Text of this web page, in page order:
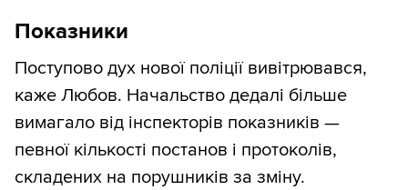
Показники
Поступово дух нової поліції вивітрювався,
каже Любов. Начальство дедалі більше
вимагало від інспекторів показників —
певної кількості постанов і протоколів,
складених на порушників за зміну.